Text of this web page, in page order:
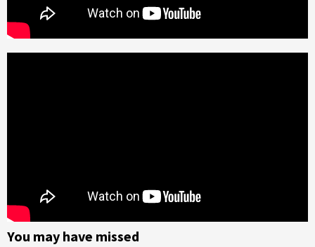
You may have missed